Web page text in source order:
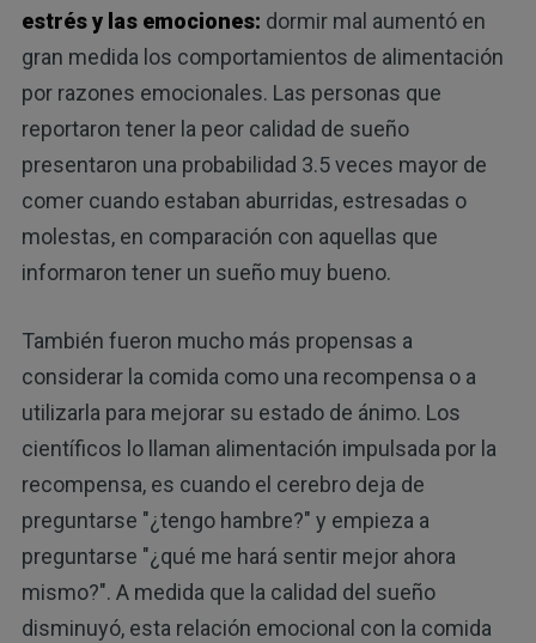
estrés y las emociones: dormir mal aumentó en
gran medida los comportamientos de alimentación
por razones emocionales. Las personas que
reportaron tener la peor calidad de sueño
presentaron una probabilidad 3.5 veces mayor de
comer cuando estaban aburridas, estresadas o
molestas, en comparación con aquellas que
informaron tener un sueño muy bueno.
También fueron mucho más propensas a
considerar la comida como una recompensa o a
utilizarla para mejorar su estado de ánimo. Los
científicos lo llaman alimentación impulsada por la
recompensa, es cuando el cerebro deja de
preguntarse "¿tengo hambre?" y empieza a
preguntarse "¿qué me hará sentir mejor ahora
mismo?". A medida que la calidad del sueño
disminuyó, esta relación emocional con la comida